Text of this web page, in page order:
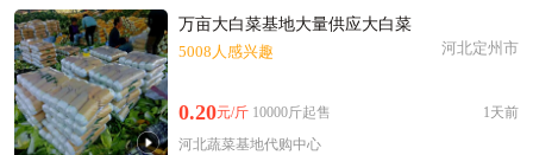
万亩大白菜基地大量供应大白菜
5008人感兴趣
河北定州市
0.20元/斤 10000斤起售
1天前
河北蔬菜基地代购中心